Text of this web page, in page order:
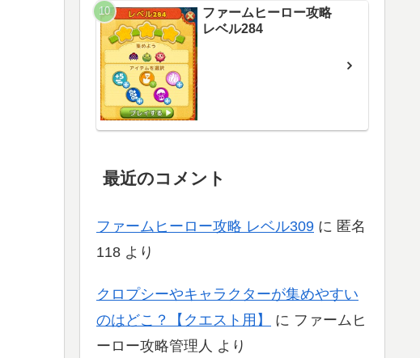
ファームヒーロー攻略
レベル284
最近のコメント
ファームヒーロー攻略 レベル309 に 匿名
118 より
クロプシーやキャラクターが集めやすい
のはどこ？【クエスト用】
に ファームヒ
ーロー攻略管理人 より